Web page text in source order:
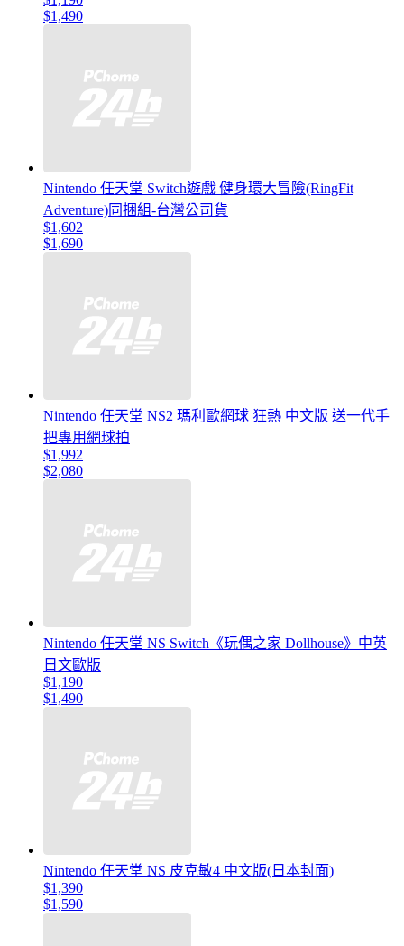
$1,490
Nintendo 任天堂 Switch遊戲 健身環大冒險(RingFit
Adventure)同捆組-台灣公司貨
$1,602
$1,690
Nintendo 任天堂 NS2 瑪利歐網球 狂熱 中文版 送一代手
把專用網球拍
$1,992
$2,080
Nintendo 任天堂 NS Switch《玩偶之家 Dollhouse》中英
日文歐版
$1,190
$1,490
Nintendo 任天堂 NS 皮克敏4 中文版(日本封面)
$1,390
$1,590